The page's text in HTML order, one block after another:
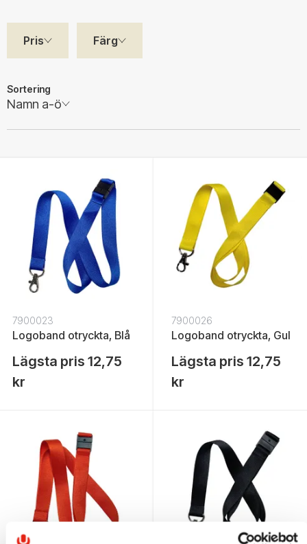
Pris Färg
Sortering
Namn a-ö
7900023
Logoband otryckta, Blå
Lägsta pris 12,75
kr
7900026
Logoband otryckta, Gul
Lägsta pris 12,75
kr